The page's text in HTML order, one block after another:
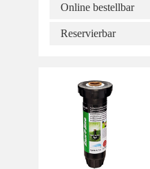
Online bestellbar
Reservierbar